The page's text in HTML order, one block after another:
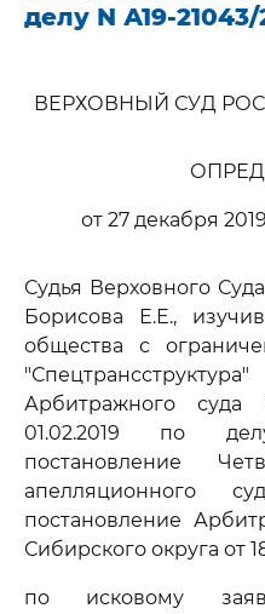
делу N А19-21043/
ВЕРХОВНЫЙ СУД
от 27 декабря
Судья Верховного
Борисова Е.Е.,
общества с
Арбитражного суда
01.02.2019 по
постановление
апелляционного
постановление
Сибирского округа от
по исковому